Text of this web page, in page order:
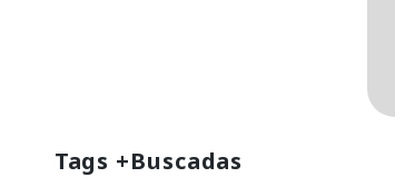
Tags +buscadas